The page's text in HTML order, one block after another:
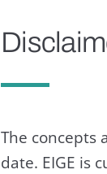
The concepts
date. EIGE is